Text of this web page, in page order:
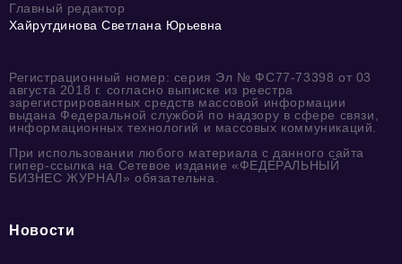
Главный редактор
Хайрутдинова Светлана Юрьевна
Регистрационный номер: серия Эл № ФС77-73398 от 03
августа 2018 г. согласно выписке из реестра
зарегистрированных средств массовой информации
выдана Федеральной службой по надзору в сфере связи,
информационных технологий и массовых коммуникаций.
При использовании любого материала с данного сайта
гипер-ссылка на Сетевое издание «ФЕДЕРАЛЬНЫЙ
БИЗНЕС ЖУРНАЛ» обязательна.
Новости